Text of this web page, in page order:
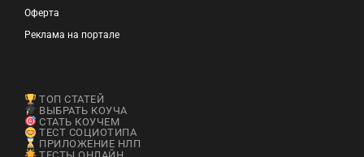
Оферта
Реклама на портале
ТОП СТАТЕЙ
ВЫБРАТЬ КОУЧА
СТАТЬ КОУЧЕМ
ТЕСТ СОЦИОТИПА
ПРИЛОЖЕНИЕ НЛП